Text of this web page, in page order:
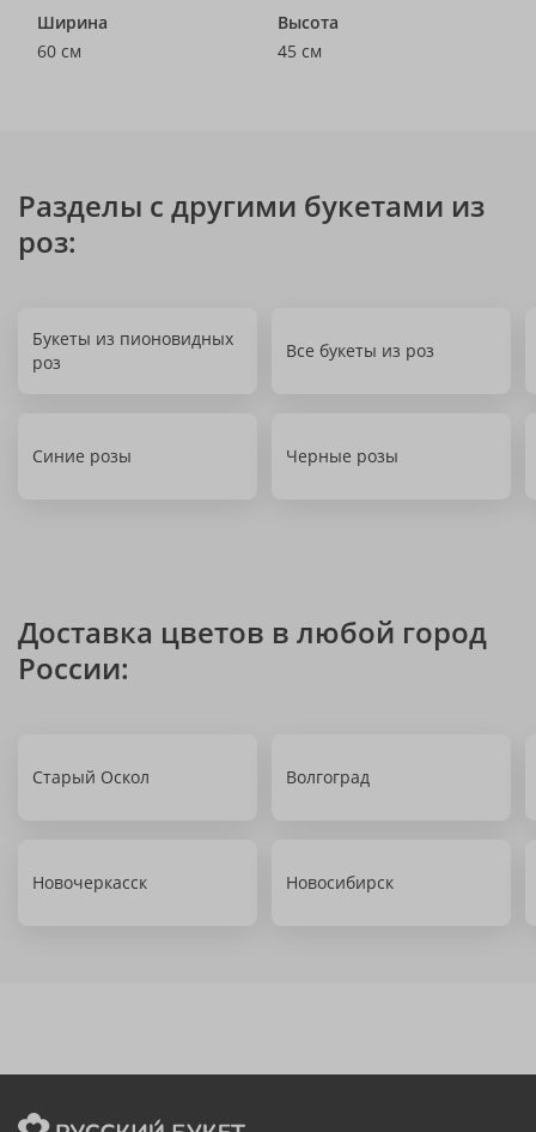
Ширина
60 см
Высота
45 см
Разделы с другими букетами из
роз:
Букеты из пионовидных
роз
Все букеты из роз
Синие розы Черные розы
Доставка цветов в любой город
России:
Старый Оскол Волгоград
Новочеркасск Новосибирск